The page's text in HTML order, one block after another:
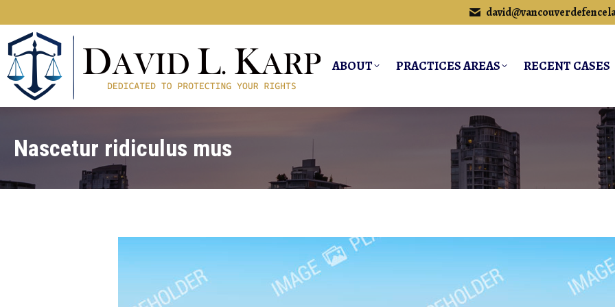
ABOUT PRACTICES AREAS RECENT CASES
Nascetur ridiculus mus